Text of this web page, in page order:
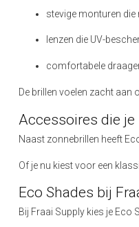
stevige monturen
lenzen die UV-
comfortabele
De brillen voelen zacht aan
Accessoires die
Naast zonnebrillen heeft
Of je nu kiest voor een
Eco Shades bij
Bij Fraai Supply kies je Eco